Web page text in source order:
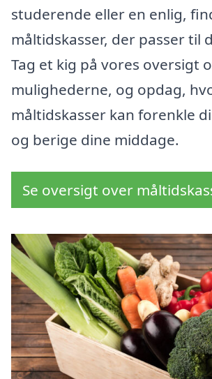
studerende eller en enlig,
måltidskasser, der passer til
Tag et kig på vores oversigt
mulighederne, og opdag,
måltidskasser kan forenkle
og berige dine middage.
Se oversigt over